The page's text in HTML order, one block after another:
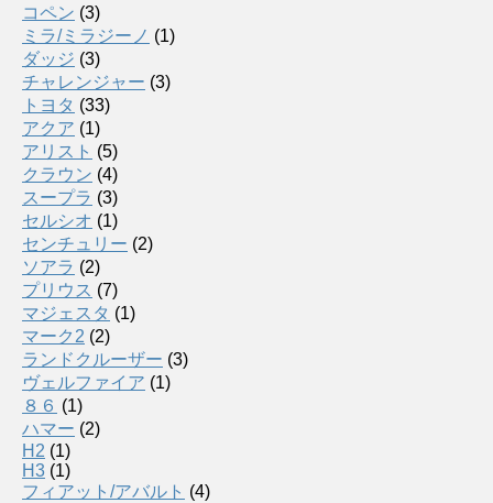
コペン (3)
ミラ/ミラジーノ (1)
ダッジ (3)
チャレンジャー (3)
トヨタ (33)
アクア (1)
アリスト (5)
クラウン (4)
スープラ (3)
セルシオ (1)
センチュリー (2)
ソアラ (2)
プリウス (7)
マジェスタ (1)
マーク2 (2)
ランドクルーザー (3)
ヴェルファイア (1)
８６ (1)
ハマー (2)
H2 (1)
H3 (1)
フィアット/アバルト (4)